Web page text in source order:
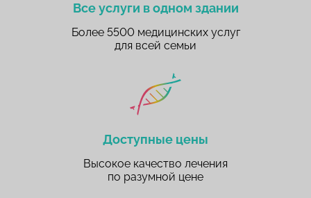
Все услуги в одном здании
Более 5500 медицинских услуг
для всей семьи
Доступные цены
Высокое качество лечения
по разумной цене